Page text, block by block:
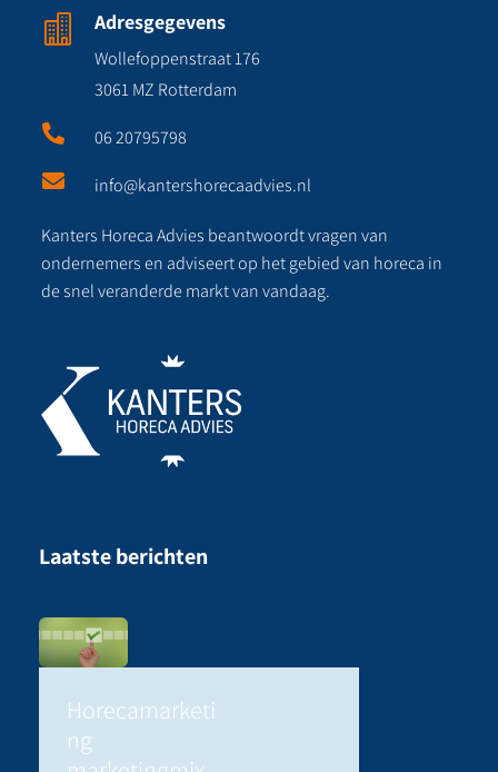
 Adresgegevens
Wollefoppenstraat 176
3061 MZ Rotterdam

06 20795798

info@kantershorecaadvies.nl
Kanters Horeca Advies beantwoordt vragen van
ondernemers en adviseert op het gebied van horeca in
de snel veranderde markt van vandaag.
Laatste berichten
Horecamarketi
ng